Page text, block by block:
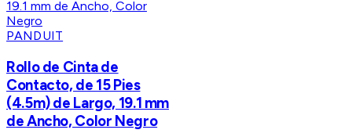
PANDUIT
Rollo de Cinta de
Contacto, de 15 Pies
(4.5m) de Largo, 19.1 mm
de Ancho, Color Negro